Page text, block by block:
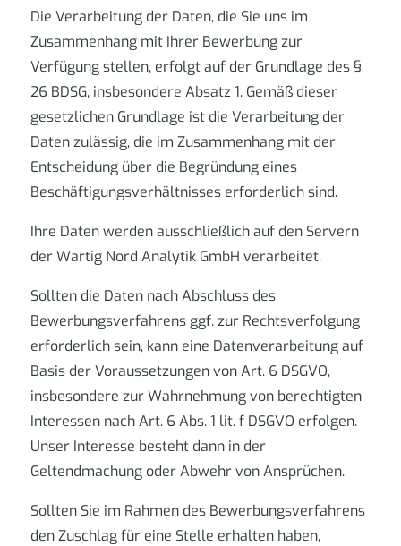
Die Verarbeitung der Daten, die Sie uns im
Zusammenhang mit Ihrer Bewerbung zur
Verfügung stellen, erfolgt auf der Grundlage des §
26 BDSG, insbesondere Absatz 1. Gemäß dieser
gesetzlichen Grundlage ist die Verarbeitung der
Daten zulässig, die im Zusammenhang mit der
Entscheidung über die Begründung eines
Beschäftigungsverhältnisses erforderlich sind.
Ihre Daten werden ausschließlich auf den Servern
der Wartig Nord Analytik GmbH verarbeitet.
Sollten die Daten nach Abschluss des
Bewerbungsverfahrens ggf. zur Rechtsverfolgung
erforderlich sein, kann eine Datenverarbeitung auf
Basis der Voraussetzungen von Art. 6 DSGVO,
insbesondere zur Wahrnehmung von berechtigten
Interessen nach Art. 6 Abs. 1 lit. f DSGVO erfolgen.
Unser Interesse besteht dann in der
Geltendmachung oder Abwehr von Ansprüchen.
Sollten Sie im Rahmen des Bewerbungsverfahrens
den Zuschlag für eine Stelle erhalten haben,